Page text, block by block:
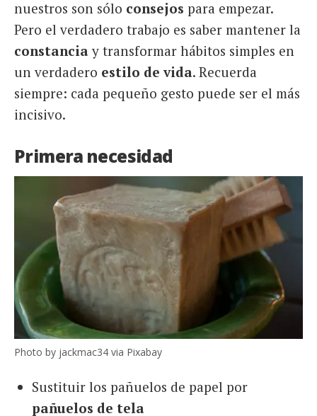
nuestros son sólo consejos para empezar.
Pero el verdadero trabajo es saber mantener la
constancia y transformar hábitos simples en
un verdadero estilo de vida. Recuerda
siempre: cada pequeño gesto puede ser el más
incisivo.
Primera necesidad
Photo by jackmac34 via Pixabay
Sustituir los pañuelos de papel por
pañuelos de tela